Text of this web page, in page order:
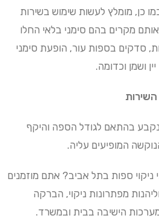
כן, מומלץ לעשות שימוש בשירות
מקרים בהם סימני בלאי החלו
סדקים בספות עור, הופעת סימני
ושמן וכדומה.
נקבע בהתאם לגודל הספה והיקף
המופיעים עליה.
ניקוי ספות בתל אביב? אתם מוזמנים
מפתרונות ניקוי, הברקה
הישיבה בבית ובמשרד.